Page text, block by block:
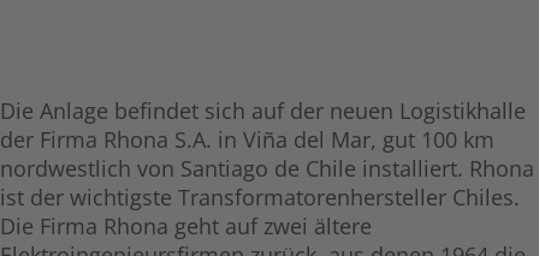
Die Anlage befindet sich auf der neuen Logistikhalle
der Firma Rhona S.A. in Viña del Mar, gut 100 km
nordwestlich von Santiago de Chile installiert. Rhona
ist der wichtigste Transformatorenhersteller Chiles.
Die Firma Rhona geht auf zwei ältere